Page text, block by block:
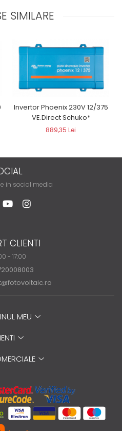
SIMILARE
Invertor Phoenix 230V 12/375
VE.Direct Schuko*
889,35 Lei
in social media
CLIENTI
- 17:00
MEU